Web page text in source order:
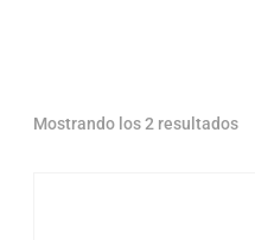
Mostrando los 2 resultados